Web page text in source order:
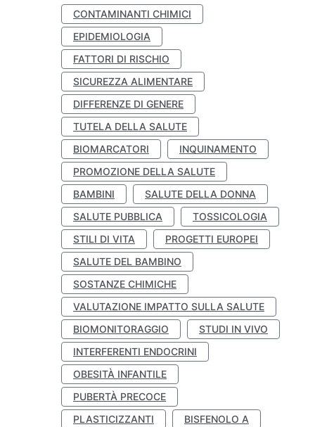
CONTAMINANTI CHIMICI
EPIDEMIOLOGIA
FATTORI DI RISCHIO
SICUREZZA ALIMENTARE
DIFFERENZE DI GENERE
TUTELA DELLA SALUTE
BIOMARCATORI
INQUINAMENTO
PROMOZIONE DELLA SALUTE
BAMBINI
SALUTE DELLA DONNA
SALUTE PUBBLICA
TOSSICOLOGIA
STILI DI VITA
PROGETTI EUROPEI
SALUTE DEL BAMBINO
SOSTANZE CHIMICHE
VALUTAZIONE IMPATTO SULLA SALUTE
BIOMONITORAGGIO
STUDI IN VIVO
INTERFERENTI ENDOCRINI
OBESITÀ INFANTILE
PUBERTÀ PRECOCE
PLASTICIZZANTI
BISFENOLO A